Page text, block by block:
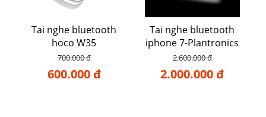
Tai nghe bluetooth
hoco W35
700.000 đ
600.000 đ
Tai nghe bluetooth
iphone 7-Plantronics
Voyager Edge
2.600.000 đ
2.000.000 đ